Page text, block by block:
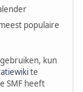
populaire
kun
te
SMF heeft